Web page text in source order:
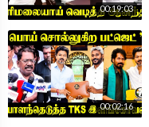
00:19:03
00:02:16